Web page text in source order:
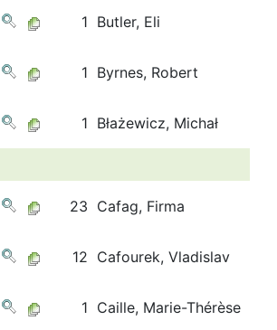
1 Butler, Eli
1 Byrnes, Robert
1 Błażewicz, Michał
23 Cafag, Firma
12 Cafourek, Vladislav
1 Caille, Marie-Thérèse